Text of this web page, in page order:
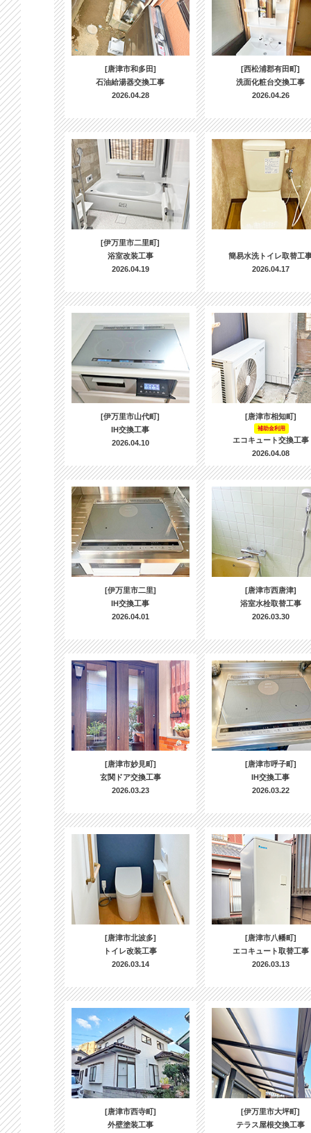
[唐津市和多田]
石油給湯器交換工事
2026.04.28
[西松浦郡有田町]
洗面化粧台交換工事
2026.04.26
[伊万里市二里町]
浴室改装工事
2026.04.19
簡易水洗トイレ取替工
2026.04.17
[伊万里市山代町]
IH交換工事
2026.04.10
[唐津市相知町]
補助金利用
エコキュート交換工事
2026.04.08
[伊万里市二里]
IH交換工事
2026.04.01
[唐津市西唐津]
浴室水栓取替工事
2026.03.30
[唐津市妙見町]
玄関ドア交換工事
2026.03.23
[唐津市呼子町]
IH交換工事
2026.03.22
[唐津市北波多]
トイレ改装工事
2026.03.14
[唐津市八幡町]
エコキュート取替工事
2026.03.13
[唐津市西寺町]
外壁塗装工事
[伊万里市大坪町]
テラス屋根交換工事